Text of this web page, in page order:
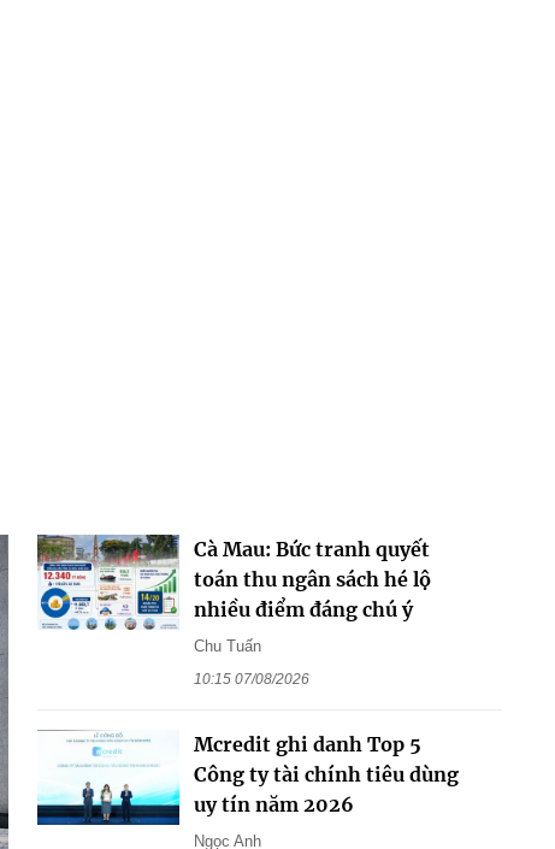
Cà Mau: Bức tranh quyết
toán thu ngân sách hé lộ
nhiều điểm đáng chú ý
Chu Tuấn
10:15 07/08/2026
Mcredit ghi danh Top 5
Công ty tài chính tiêu dùng
uy tín năm 2026
Ngọc Anh